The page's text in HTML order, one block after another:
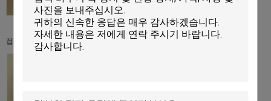
접시가 떨어지는 것을 방지하기 위한 또 다른 높이의 가드레일.